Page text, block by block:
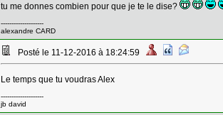
tu me donnes combien pour que je te le dise?
--------------------
alexandre CARD
Posté le 11-12-2016 à 18:24:59
Le temps que tu voudras Alex
--------------------
jb david